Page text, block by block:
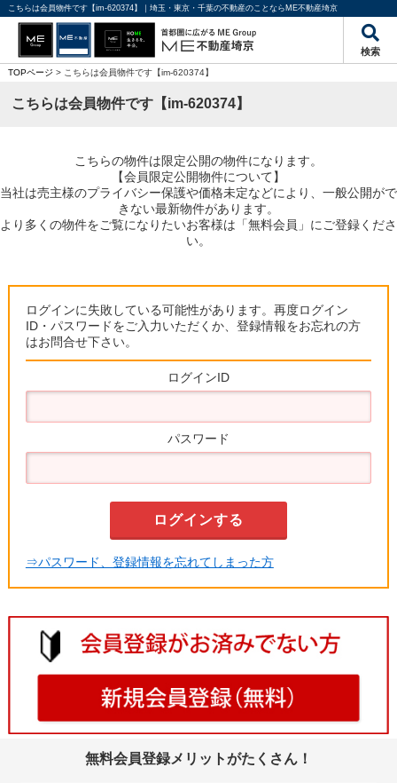
こちらは会員物件です【im-620374】｜埼玉・東京・千葉の不動産のことならME不動産埼京
検索
TOPページ > こちらは会員物件です【im-620374】
こちらは会員物件です【im-620374】
こちらの物件は限定公開の物件になります。
【会員限定公開物件について】
当社は売主様のプライバシー保護や価格未定などにより、一般公開がで
きない最新物件があります。
より多くの物件をご覧になりたいお客様は「無料会員」にご登録くださ
い。
ログインに失敗している可能性があります。再度ログイン
ID・パスワードをご入力いただくか、登録情報をお忘れの方
はお問合せ下さい。
ログインID
パスワード
⇒パスワード、登録情報を忘れてしまった方
無料会員登録メリットがたくさん！